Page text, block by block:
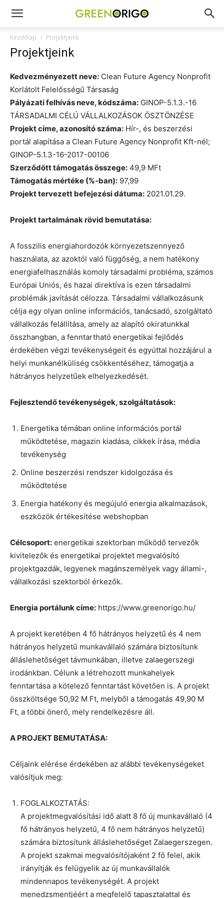
Green
Origo
portál
Kezdőlap Projektjeink
Projektjeink
Kedvezményezett neve: Clean Future Agency Nonprofit
Korlátolt Felelősségű Társaság
Pályázati felhívás neve, kódszáma: GINOP-5.1.3.-16
TÁRSADALMI CÉLÚ VÁLLALKOZÁSOK ÖSZTÖNZÉSE
Projekt címe, azonosító száma: Hír-, és beszerzési
portál alapítása a Clean Future Agency Nonprofit Kft-nél;
GINOP-5.1.3-16-2017-00106
Szerződött támogatás összege: 49,9 MFt
Támogatás mértéke (%-ban): 97,99
Projekt tervezett befejezési dátuma: 2021.01.29.
Projekt tartalmának rövid bemutatása:
A fosszilis energiahordozók környezetszennyező
használata, az azoktól való függőség, a nem hatékony
energiafelhasználás komoly társadalmi probléma, számos
Európai Uniós, és hazai direktíva is ezen társadalmi
problémák javítását célozza. Társadalmi vállalkozásunk
célja egy olyan online információs, tanácsadó, szolgáltató
vállalkozás felállítása, amely az alapító okiratunkkal
összhangban, a fenntartható energetikai fejlődés
érdekében végzi tevékenységeit és egyúttal hozzájárul a
helyi munkanélküliség csökkentéséhez, támogatja a
hátrányos helyzetűek elhelyezkedését.
Fejlesztendő tevékenységek, szolgáltatások:
Energetika témában online információs portál
működtetése, magazin kiadása, cikkek írása, média
tevékenység
Online beszerzési rendszer kidolgozása és
működtetése
Energia hatékony és megújuló energia alkalmazások,
eszközök értékesítése webshopban
Célcsoport: energetikai szektorban működő tervezők
kivitelezők és energetikai projektet megvalósító
projektgazdák, legyenek magánszemélyek vagy állami-,
vállalkozási szektorból érkezők.
Energia portálunk címe: https://www.greenorigo.hu/
A projekt keretében 4 fő hátrányos helyzetű és 4 nem
hátrányos helyzetű munkavállaló számára biztosítunk
álláslehetőséget távmunkában, illetve zalaegerszegi
irodánkban. Célunk a létrehozott munkahelyek
fenntartása a kötelező fenntartást követően is. A projekt
összköltsége 50,92 M Ft, melyből a támogatás 49,90 M
Ft, a többi önerő, mely rendelkezésre áll.
A PROJEKT BEMUTATÁSA:
Céljaink elérése érdekében az alábbi tevékenységeket
valósítjuk meg:
FOGLALKOZTATÁS:
A projektmegvalósítási idő alatt 8 fő új munkavállaló (4
fő hátrányos helyzetű, 4 fő nem hátrányos helyzetű)
számára biztosítunk álláslehetőséget Zalaegerszegen.
A projekt szakmai megvalósítójaként 2 fő felel, akik
irányítják és felügyelik az új munkavállalók
mindennapos tevékenységét. A projekt
menedzsmentjéért a megfelelő tapasztalattal és